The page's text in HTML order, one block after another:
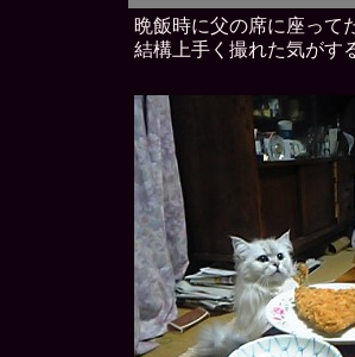
晩飯時に父の席に座って
結構上手く撮れた気がす